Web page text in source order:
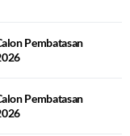
Pembatasan
Pembatasan